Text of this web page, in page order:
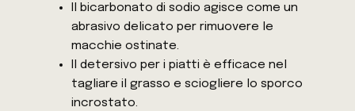
Il bicarbonato di sodio agisce come un
abrasivo delicato per rimuovere le
macchie ostinate.
Il detersivo per i piatti è efficace nel
tagliare il grasso e sciogliere lo sporco
incrostato.